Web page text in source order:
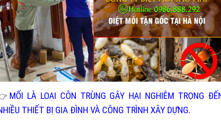
MỐI LÀ LOẠI CÔN TRÙNG GÂY HẠI NGHIÊM TRỌNG
THIẾT BỊ GIA ĐÌNH VÀ CÔNG TRÌNH XÂY DỰNG.